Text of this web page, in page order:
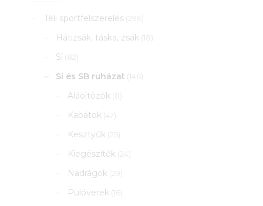
Téli sportfelszerelés (296)
Hátizsák, táska, zsák (18)
Sí (82)
Sí és SB ruházat (146)
Aláöltözők (8)
Kabátok (47)
Kesztyűk (25)
Kiegészítők (24)
Nadrágok (29)
Pulóverek (16)